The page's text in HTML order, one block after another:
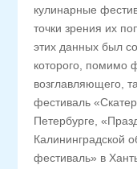
кулинарные
точки зрения их
этих данных был
которого, помимо
возглавляющего,
фестиваль
Петербурге,
Калининградской
фестиваль» в